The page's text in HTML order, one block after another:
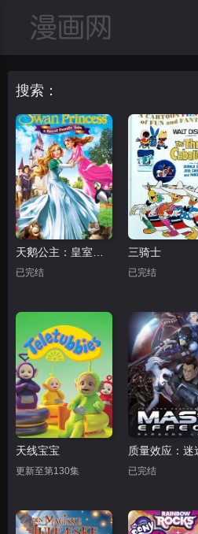
搜索：
天鹅公主：皇室传说
已完结
三骑士
已完结
天线宝宝
更新至第130集 已完结